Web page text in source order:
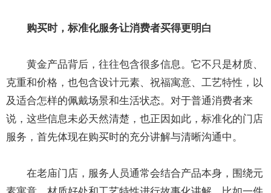
购买时，标准化服务让消费者买得更明白
黄金产品背后，往往包含很多信息。它不只是材质、
克重和价格，也包含设计元素、祝福寓意、工艺特性，以
及适合怎样的佩戴场景和生活状态。对于普通消费者来
说，这些信息未必天然清楚，也正因如此，标准化的门店
服务，首先体现在购买时的充分讲解与清晰沟通中。
在老庙门店，服务人员通常会结合产品本身，围绕元